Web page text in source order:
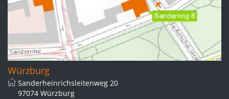
Würzburg
Sanderheinrichsleitenweg 20
97074 Würzburg